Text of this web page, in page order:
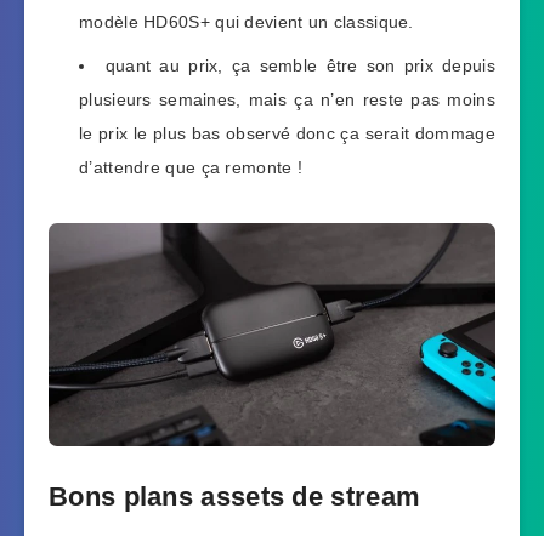
modèle HD60S+ qui devient un classique.
quant au prix, ça semble être son prix depuis
plusieurs semaines, mais ça n’en reste pas moins
le prix le plus bas observé donc ça serait dommage
d’attendre que ça remonte !
Bons plans assets de stream